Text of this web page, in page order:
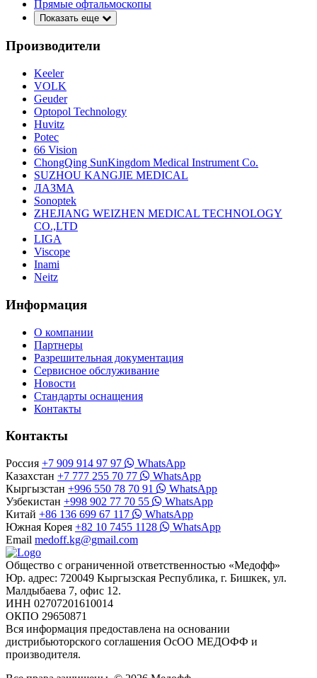
Прямые офтальмоскопы
Показать еще
Производители
Keeler
VOLK
Geuder
Optopol Technology
Huvitz
Potec
66 Vision
ChongQing SunKingdom Medical Instrument Co.
SUZHOU KANGJIE MEDICAL
ЛАЗМА
Sonoptek
ZHEJIANG WEIZHEN MEDICAL TECHNOLOGY
CO.,LTD
LIGA
Viscope
Inami
Neitz
Информация
О компании
Партнеры
Разрешительная документация
Сервисное обслуживание
Новости
Стандарты оснащения
Контакты
Контакты
Россия +7 909 914 97 97
WhatsApp
Казахстан +7 777 255 70 77
WhatsApp
Кыргызстан +996 550 78 70 91
WhatsApp
Узбекистан +998 902 77 70 55
WhatsApp
Китай +86 136 699 67 117
WhatsApp
Южная Корея +82 10 7455 1128
WhatsApp
Email medoff.kg@gmail.com
Общество с ограниченной ответственностью «Медофф»
Юр. адрес: 720049 Кыргызская Республика, г. Бишкек, ул.
Малдыбаева 7, офис 12.
ИНН 02707201610014
ОКПО 29650871
Вся информация предоставлена на основании
дистрибьюторского соглашения ОсОО МЕДОФФ и
производителя.